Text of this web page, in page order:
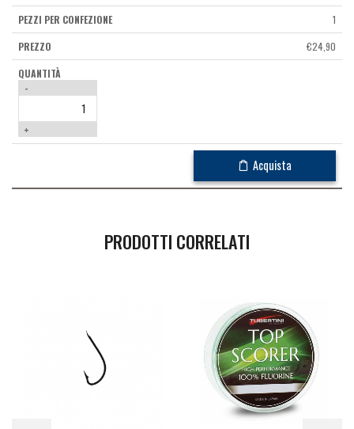
1
€24,90
-
+
Acquista
PRODOTTI CORRELATI